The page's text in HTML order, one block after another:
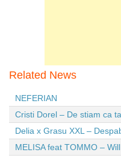
Related News
NEFERIAN
Cristi Dorel – De stiam ca
Delia x Grasu XXL –
MELISA feat TOMMO –